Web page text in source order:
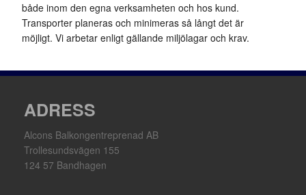
både inom den egna verksamheten och hos kund.
Transporter planeras och minimeras så långt det är
möjligt. Vi arbetar enligt gällande miljölagar och krav.
ADRESS
Alcons Balkongentreprenad AB
Trollesundsvägen 155
124 57 Bandhagen